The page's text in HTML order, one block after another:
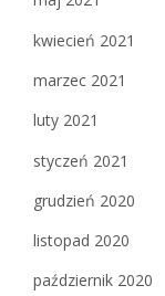
kwiecień 2021
marzec 2021
luty 2021
styczeń 2021
grudzień 2020
listopad 2020
październik 2020